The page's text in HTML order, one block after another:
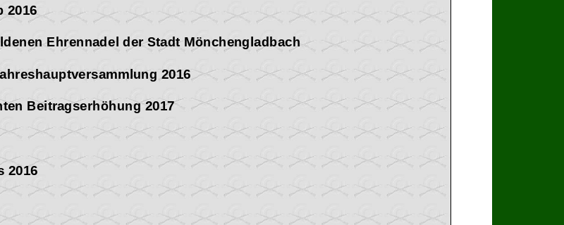
2016
Ehrennadel der Stadt Mönchengladbach
2016
Beitragserhöhung 2017
2016